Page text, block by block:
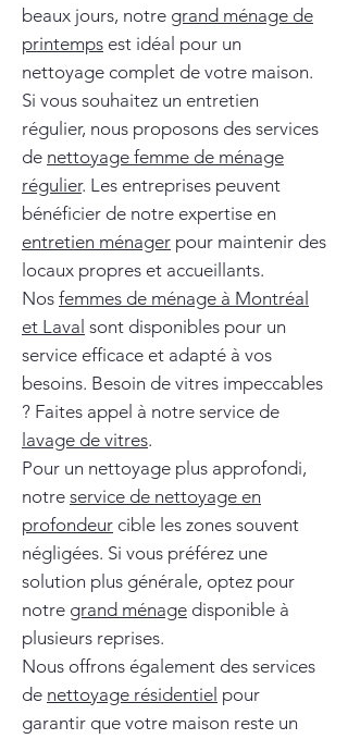
beaux jours, notre grand ménage de
printemps est idéal pour un
nettoyage complet de votre maison.
Si vous souhaitez un entretien
régulier, nous proposons des services
de nettoyage femme de ménage
régulier. Les entreprises peuvent
bénéficier de notre expertise en
entretien ménager pour maintenir des
locaux propres et accueillants.
Nos femmes de ménage à Montréal
et Laval sont disponibles pour un
service efficace et adapté à vos
besoins. Besoin de vitres impeccables
? Faites appel à notre service de
lavage de vitres.
Pour un nettoyage plus approfondi,
notre service de nettoyage en
profondeur cible les zones souvent
négligées. Si vous préférez une
solution plus générale, optez pour
notre grand ménage disponible à
plusieurs reprises.
Nous offrons également des services
de nettoyage résidentiel pour
garantir que votre maison reste un